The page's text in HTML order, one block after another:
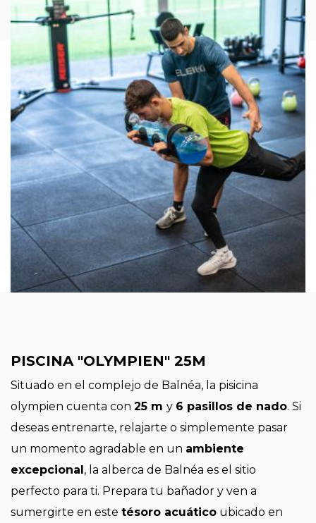
Imagen
PISCINA "OLYMPIEN" 25M
Situado en el complejo de Balnéa, la pisicina
olympien cuenta con 25 m y 6 pasillos de nado. Si
deseas entrenarte, relajarte o simplemente pasar
un momento agradable en un ambiente
excepcional , la alberca de Balnéa es el sitio
perfecto para ti. Prepara tu bañador y ven a
sumergirte en este tésoro acuático ubicado en